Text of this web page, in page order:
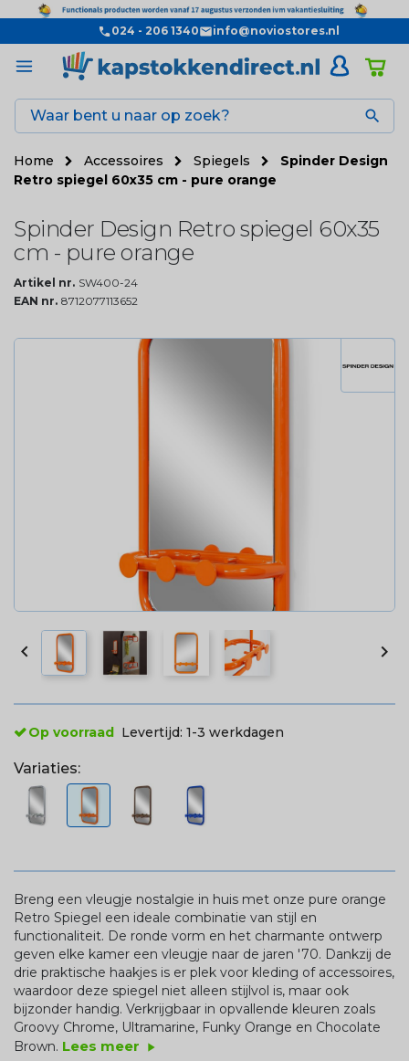
024 - 206 1340 info@noviostores.nl

Home Accessoires Spiegels
Spinder Design
Retro spiegel 60x35 cm - pure orange
Spinder Design Retro spiegel 60x35
cm - pure orange
Artikel nr. SW400-24
EAN nr. 8712077113652
 
Op voorraad Levertijd: 1-3 werkdagen
Variaties:
Breng een vleugje nostalgie in huis met onze pure orange
Retro Spiegel een ideale combinatie van stijl en
functionaliteit. De ronde vorm en het charmante ontwerp
geven elke kamer een vleugje naar de jaren '70. Dankzij de
drie praktische haakjes is er plek voor kleding of accessoires,
waardoor deze spiegel niet alleen stijlvol is, maar ook
bijzonder handig. Verkrijgbaar in opvallende kleuren zoals
Groovy Chrome, Ultramarine, Funky Orange en Chocolate
Brown. Lees meer play_arrow